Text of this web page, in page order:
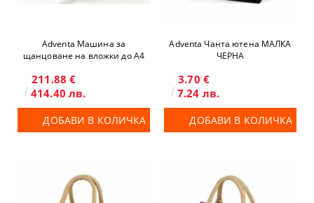
Adventa Машина за
щанцоване на вложки до А4
211.88 €
414.40 лв.
ДОБАВИ В КОЛИЧКА
Adventa Чанта ютена МАЛКА
ЧЕРНА
3.70 €
7.24 лв.
ДОБАВИ В КОЛИЧКА